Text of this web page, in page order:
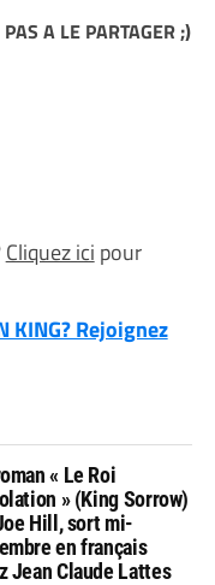
A LE PARTAGER ;)
Cliquez ici pour
KING? Rejoignez
« Le Roi
» (King Sorrow)
Hill, sort mi-
en français
Jean Claude Lattes